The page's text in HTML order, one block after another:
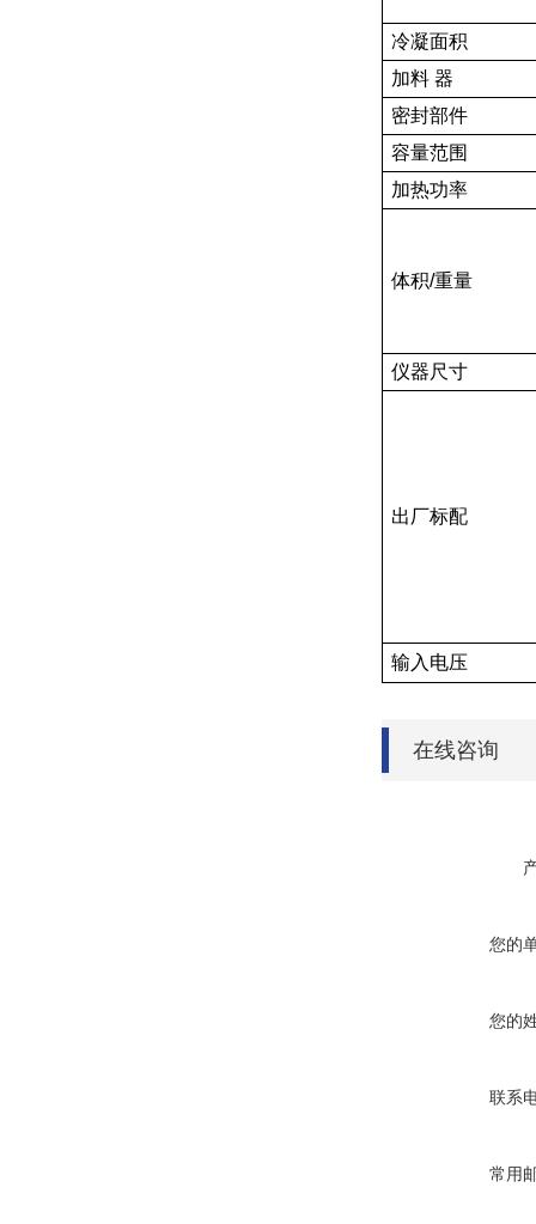
冷凝面积
加料 器
密封部件
容量范围
加热功率
体积/重量
仪器尺寸
出厂标配
输入电压
在线咨询
您的
您的
联系
常用